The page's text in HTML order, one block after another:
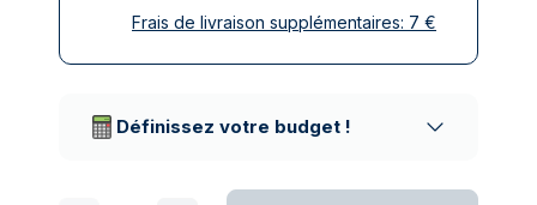
Toutes taxes comprises
Frais de livraison supplémentaires: 7 €
Définissez votre budget !